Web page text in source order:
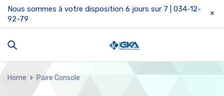
Nous sommes à votre disposition 6 jours sur 7 | 034-12-
92-79
Home Paire Console